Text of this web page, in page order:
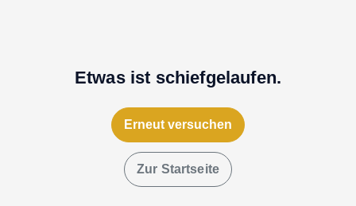
Etwas ist schiefgelaufen.
Erneut versuchen
Zur Startseite